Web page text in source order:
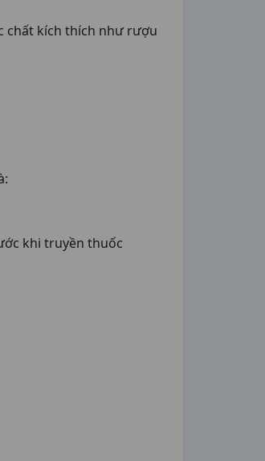
chất kích thích như rượu
khi truyền thuốc